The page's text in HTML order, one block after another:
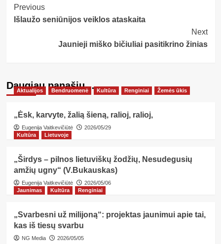
Post
Navigation
Previous
Išlaužo seniūnijos veiklos ataskaita
Next
Jaunieji miško bičiuliai pasitikrino žinias
Daugiau panašių…
Aktualijos Bendruomenė Kultūra Renginiai Žemės ūkis
„Ėsk, karvyte, žalią šieną, ralioj, ralioj,
Eugenija Vaitkevičiūtė
2026/05/29
Kultūra
Lietuvoje
„Širdys – pilnos lietuviškų žodžių, Nesudegusių
amžių ugny“ (V.Bukauskas)
Eugenija Vaitkevičiūtė
2026/05/06
Jaunimas
Kultūra Renginiai
„Svarbesni už milijoną“: projektas jaunimui apie tai,
kas iš tiesų svarbu
NG Media 2026/05/05